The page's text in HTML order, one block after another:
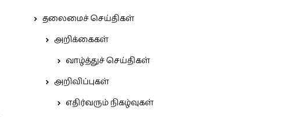
தலைமைச் செய்திகள்
அறிக்கைகள்
வாழ்த்துச் செய்திகள்
அறிவிப்புகள்
எதிர்வரும் நிகழ்வுகள்